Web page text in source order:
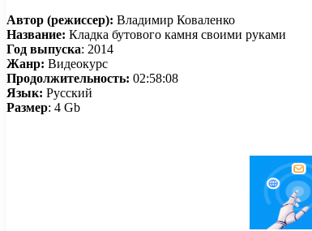
Автор (режиссер): Владимир Коваленко
Название: Кладка бутового камня своими руками
Год выпуска: 2014
Жанр: Видеокурс
Продолжительность: 02:58:08
Язык: Русский
Размер: 4 Gb